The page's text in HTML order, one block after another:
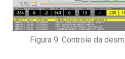
Figura 9. Controle da